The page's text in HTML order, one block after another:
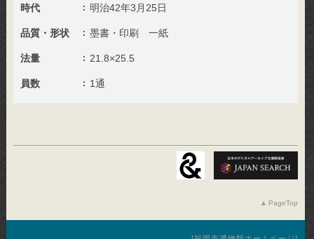
時代 明治42年3月25日
品質・形状 墨書・印刷 一紙
法量 21.8×25.5
員数 1通
PageTop